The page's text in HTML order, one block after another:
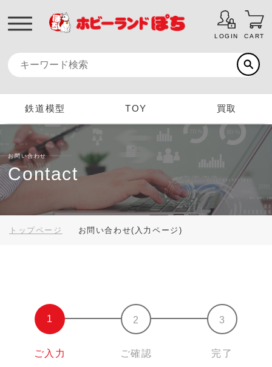
LOGIN CART
鉄道模型 TOY 買取
お問い合わせ
Contact
トップページ お問い合わせ(入力ページ)
ご入力 ご確認 完了